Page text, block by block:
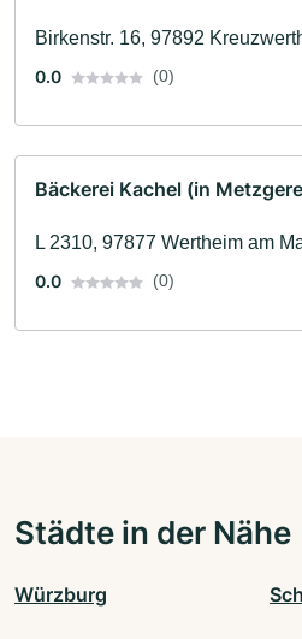
Birkenstr. 16, 97892
0.0
(0)
Bäckerei Kachel (in
L 2310, 97877 Wertheim am
0.0
(0)
Städte in der Nähe
Würzburg